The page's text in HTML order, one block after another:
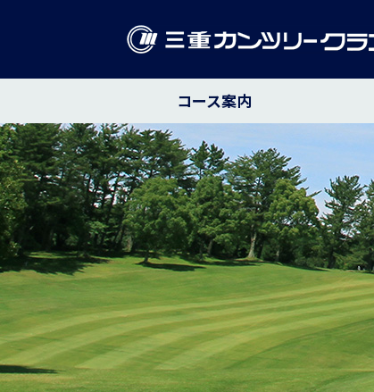
コース案内